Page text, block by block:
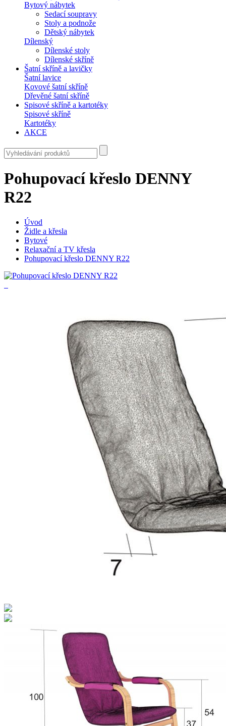
Bytový nábytek
Sedací soupravy
Stoly a podnože
Dětský nábytek
Dílenský
Dílenské stoly
Dílenské skříně
Šatní skříně a lavičky
Šatní lavice
Kovové šatní skříně
Dřevěné šatní skříně
Spisové skříně a kartotéky
Spisové skříně
Kartotéky
AKCE
Pohupovací křeslo DENNY
R22
Úvod
Židle a křesla
Bytové
Relaxační a TV křesla
Pohupovací křeslo DENNY R22